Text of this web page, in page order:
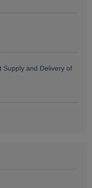
Supply and Delivery of